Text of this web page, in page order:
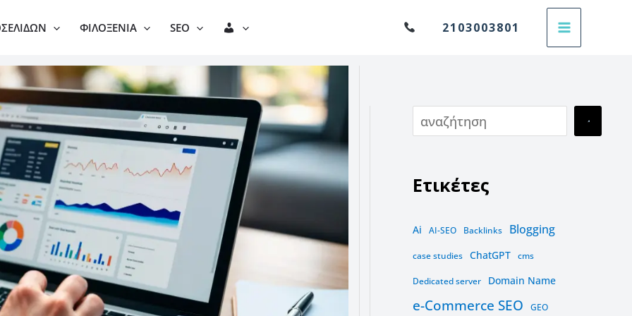
ΦΙΛΟΞΕΝΊΑ SEO
Γ
Α
Σ
Μ
Ό
Σ
2103003801
ν
τ
σ
Ετικέτες
Ai AI-SEO Backlinks Blogging
case studies ChatGPT cms
Dedicated server Domain Name
e-Commerce SEO GEO